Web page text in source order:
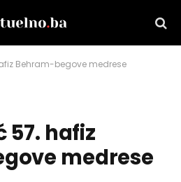
Behram-begove medrese
57. hafiz
medrese